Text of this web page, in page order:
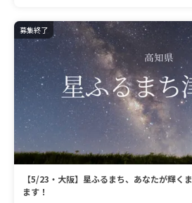
募集終了
【5/23・大阪】星ふるまち、あなたが輝く
ます！